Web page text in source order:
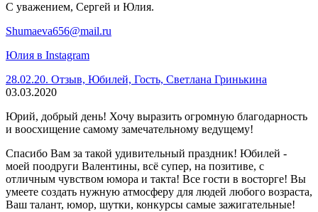
С уважением, Сергей и Юлия.
Shumaeva656@mail.ru
Юлия в Instagram
28.02.20. Отзыв, Юбилей, Гость, Светлана Гринькина
03.03.2020
Юрий, добрый день! Хочу выразить огромную благодарность
и воосхищение самому замечательному ведущему!
Спасибо Вам за такой удивительный праздник! Юбилей -
моей поодруги Валентины, всё супер, на позитиве, с
отличным чувством юмора и такта! Все гости в восторге! Вы
умеете создать нужную атмосферу для людей любого возраста,
Ваш талант, юмор, шутки, конкурсы самые зажигательные!